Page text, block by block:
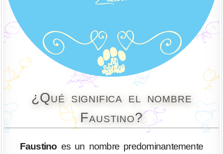
¿Qué significa el nombre
Faustino?
Faustino es un nombre predominantemente